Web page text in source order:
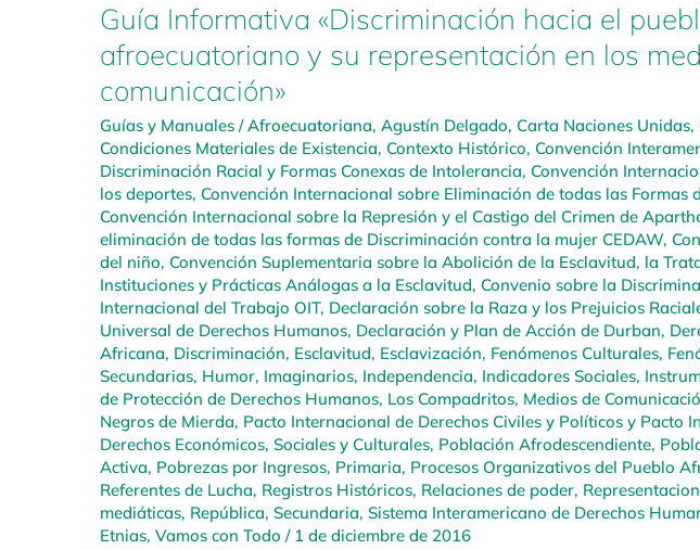
Guía Informativa «Discriminación hacia el
afroecuatoriano y su representación en los
comunicación»
Guías y Manuales /Afroecuatoriana, Agustín Delgado, Carta Naciones Unidas,
Condiciones Materiales de Existencia, Contexto Histórico, Convención
Discriminación Racial y Formas Conexas de Intolerancia, Convención
los deportes, Convención Internacional sobre Eliminación de todas las Formas
Convención Internacional sobre la Represión y el Castigo del Crimen de
eliminación de todas las formas de Discriminación contra la mujer CEDAW,
del niño, Convención Suplementaria sobre la Abolición de la Esclavitud, la
Instituciones y Prácticas Análogas a la Esclavitud, Convenio sobre la
Internacional del Trabajo OIT, Declaración sobre la Raza y los Prejuicios
Universal de Derechos Humanos, Declaración y Plan de Acción de Durban,
Africana, Discriminación, Esclavitud, Esclavización, Fenómenos Culturales,
Secundarias, Humor, Imaginarios, Independencia, Indicadores Sociales,
de Protección de Derechos Humanos, Los Compadritos, Medios de
Negros de Mierda, Pacto Internacional de Derechos Civiles y Políticos y Pacto
Derechos Económicos, Sociales y Culturales, Población Afrodescendiente,
Activa, Pobrezas por Ingresos, Primaria, Procesos Organizativos del Pueblo
Referentes de Lucha, Registros Históricos, Relaciones de poder,
mediáticas, República, Secundaria, Sistema Interamericano de Derechos
Etnias, Vamos con Todo / 1 de diciembre de 2016